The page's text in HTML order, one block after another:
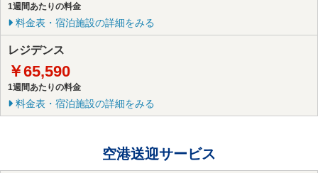
1週間あたりの料金
料金表・宿泊施設の詳細をみる
レジデンス
￥65,590
1週間あたりの料金
料金表・宿泊施設の詳細をみる
空港送迎サービス